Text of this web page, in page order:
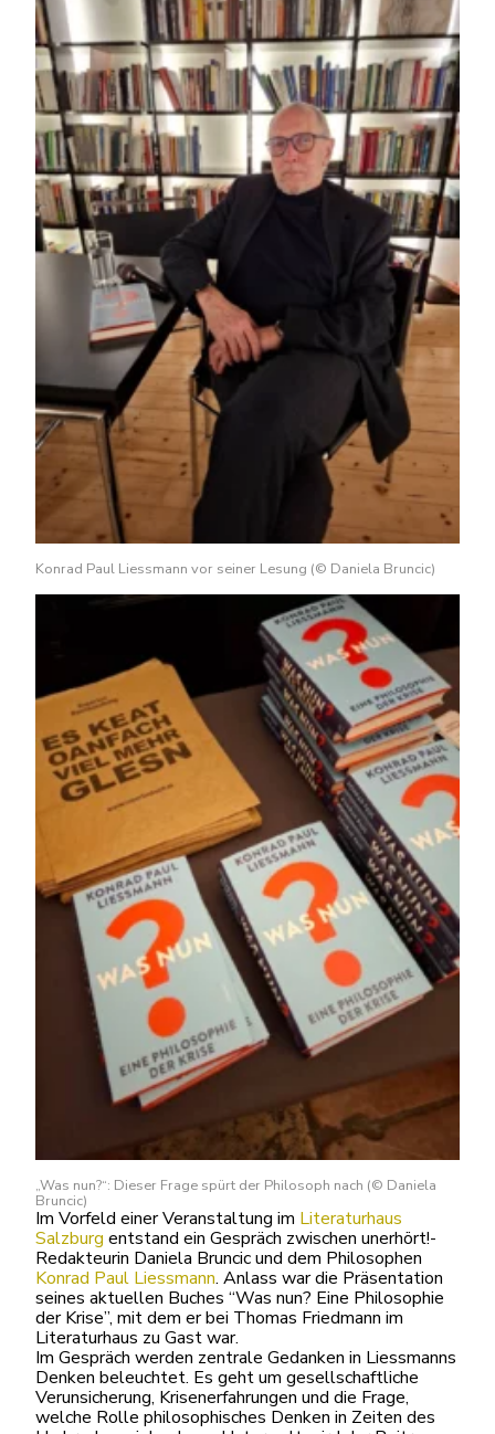
Konrad Paul Liessmann vor seiner Lesung (© Daniela Bruncic)
„Was nun?“: Dieser Frage spürt der Philosoph nach (© Daniela
Bruncic)
Im Vorfeld einer Veranstaltung im Literaturhaus
Salzburg entstand ein Gespräch zwischen unerhört!-
Redakteurin Daniela Bruncic und dem Philosophen
Konrad Paul Liessmann. Anlass war die Präsentation
seines aktuellen Buches “Was nun? Eine Philosophie
der Krise”, mit dem er bei Thomas Friedmann im
Literaturhaus zu Gast war.
Im Gespräch werden zentrale Gedanken in Liessmanns
Denken beleuchtet. Es geht um gesellschaftliche
Verunsicherung, Krisenerfahrungen und die Frage,
welche Rolle philosophisches Denken in Zeiten des